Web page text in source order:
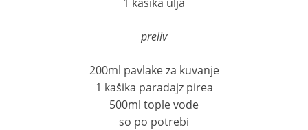
preliv
200ml pavlake za kuvanje
1 kašika paradajz pirea
500ml tople vode
so po potrebi